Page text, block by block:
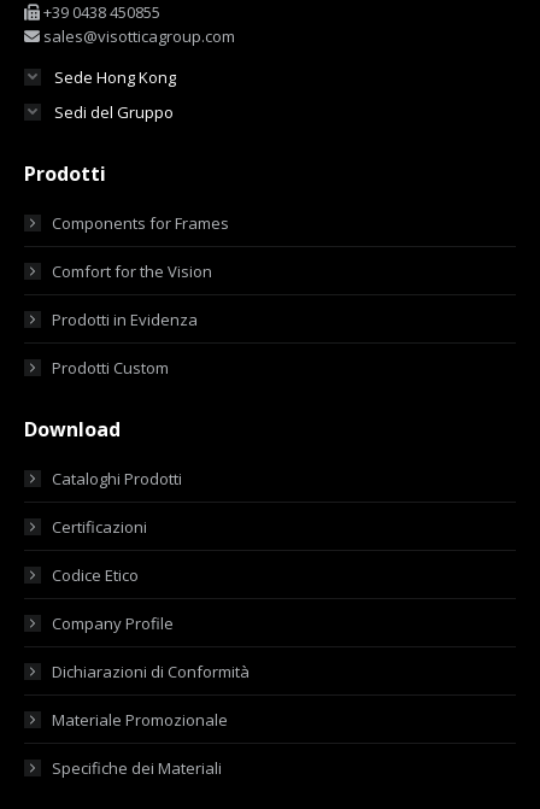
+39 0438 450855
sales@visotticagroup.com
Sede Hong Kong
Sedi del Gruppo
Prodotti
Components for Frames
Comfort for the Vision
Prodotti in Evidenza
Prodotti Custom
Download
Cataloghi Prodotti
Certificazioni
Codice Etico
Company Profile
Dichiarazioni di Conformità
Materiale Promozionale
Specifiche dei Materiali